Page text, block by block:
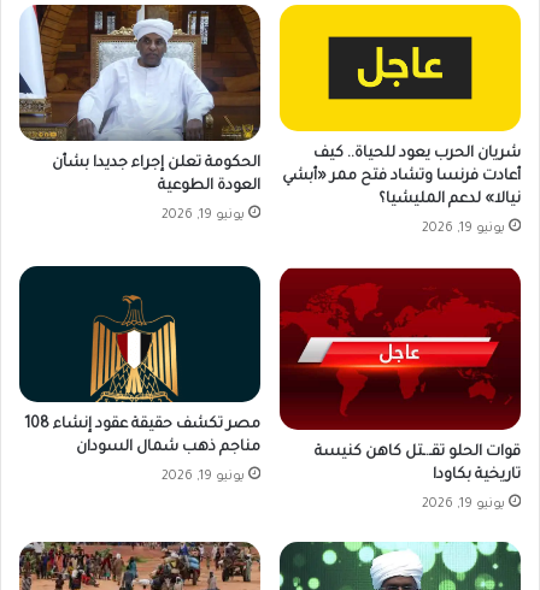
شريان الحرب يعود للحياة.. كيف
أعادت فرنسا وتشاد فتح ممر «أبشي
نيالا» لدعم المليشيا؟
يونيو 19, 2026
الحكومة تعلن إجراء جديدا بشأن
العودة الطوعية
يونيو 19, 2026
قوات الحلو تقـ.ـتل كاهن كنيسة
تاريخية بكاودا
يونيو 19, 2026
مصر تكشف حقيقة عقود إنشاء 108
مناجم ذهب شمال السودان
يونيو 19, 2026